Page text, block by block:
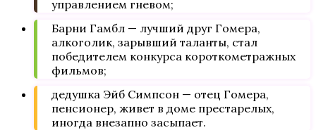
управлением гневом;
Барни Гамбл — лучший друг Гомера,
алкоголик, зарывший таланты, стал
победителем конкурса короткометражных
фильмов;
дедушка Эйб Симпсон — отец Гомера,
пенсионер, живет в доме престарелых,
иногда внезапно засыпает.